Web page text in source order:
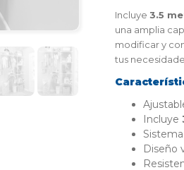
Incluye 3.5
una amplia
modificar y
tus
Incluye
Diseño